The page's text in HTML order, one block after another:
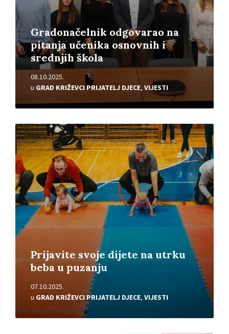
Gradonačelnik odgovarao na
pitanja učenika osnovnih i
srednjih škola
08.10.2025.
u GRAD KRIŽEVCI PRIJATELJ DJECE, VIJESTI
Prijavite svoje dijete na utrku
beba u puzanju
07.10.2025.
u GRAD KRIŽEVCI PRIJATELJ DJECE, VIJESTI
Pročitajte
više